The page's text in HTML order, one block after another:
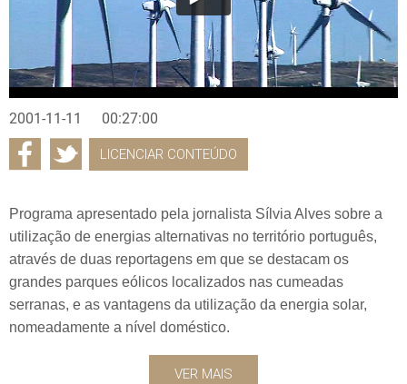
2001-11-11 00:27:00
LICENCIAR CONTEÚDO
Programa apresentado pela jornalista Sílvia Alves sobre a
utilização de energias alternativas no território português,
através de duas reportagens em que se destacam os
grandes parques eólicos localizados nas cumeadas
serranas, e as vantagens da utilização da energia solar,
nomeadamente a nível doméstico.
VER MAIS